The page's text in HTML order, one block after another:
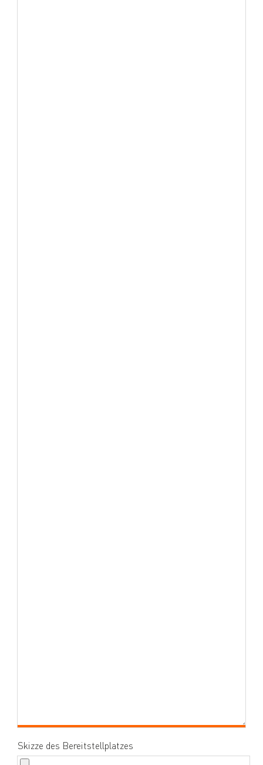
Skizze des Bereitstellplatzes